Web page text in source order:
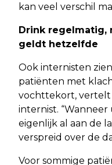
kan veel verschil
Drink regelmatig,
geldt hetzelfde
Ook internisten
patiënten met
vochttekort, vertelt
internist.
eigenlijk al aan de
verspreid over de
Voor sommige